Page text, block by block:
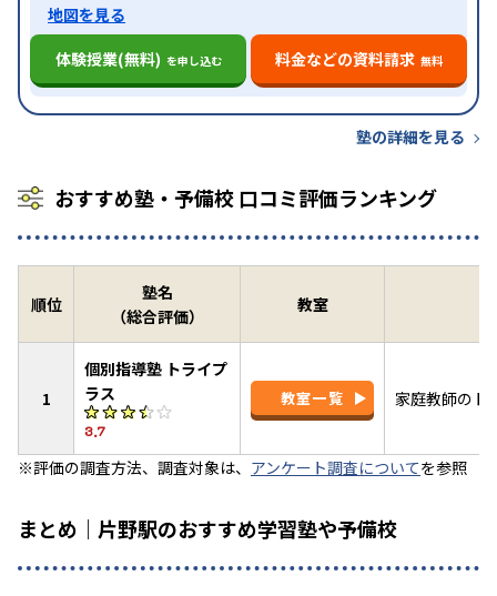
地図を見る
体験授業(無料) を申し込む 料金などの資料請求 無料
塾の詳細を見る
おすすめ塾・予備校 口コミ評価ランキング
順位
塾名
（総合評価）
教室
1
個別指導塾 トライプ
ラス
3.7
教室一覧 家庭教師のト
※評価の調査方法、調査対象は、 アンケート調査についてを参照
まとめ｜片野駅のおすすめ学習塾や予備校